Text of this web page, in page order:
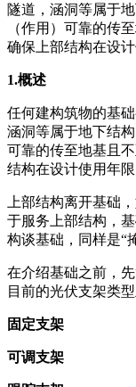
隧道，涵洞等属于
（作用）可靠的传
确保上部结构在设
1.概述
任何建构筑物的基
涵洞等属于地下结
可靠的传至地基且
结构在设计使用年
上部结构离开基础
于服务上部结构，
构谈基础，同样是“
在介绍基础之前，
目前的光伏支架类型
固定支架
可调支架